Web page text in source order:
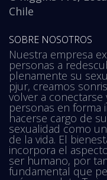
Chile
SOBRE NOSOTROS
Nuestra empresa
personas a
plenamente su
pjur, creamos
volver a conectarse
personas en forma
hacerse cargo de
sexualidad como
de la vida. El
incorpora el
ser humano, por
fundamental que